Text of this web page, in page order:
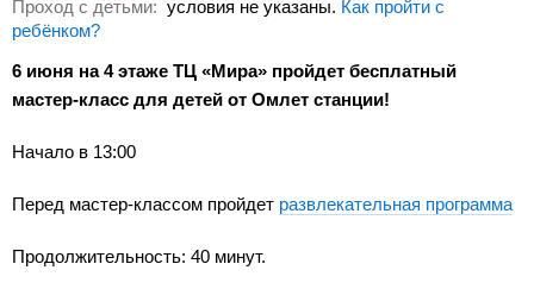
Проход с детьми: условия не указаны. Как пройти с
ребёнком?
6 июня на 4 этаже ТЦ «Мира» пройдет бесплатный
мастер-класс для детей от Омлет станции!
Начало в 13:00
Перед мастер-классом пройдет развлекательная программа
Продолжительность: 40 минут.